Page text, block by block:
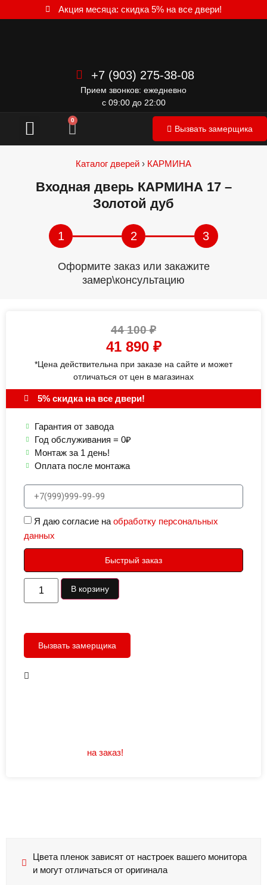
Акция месяца: скидка 5% на все двери!
+7 (903) 275-38-08
Прием звонков: ежедневно
с 09:00 до 22:00
0
Вызвать замерщика
Каталог дверей › КАРМИНА
Входная дверь КАРМИНА 17 –
Золотой дуб
1 2 3
Оформите заказ или закажите
замер\консультацию
44 100₽
41 890 ₽
*Цена действительна при заказе на сайте и может
отличаться от цен в магазинах
5% скидка на все двери!
Гарантия от завода
Год обслуживания = 0₽
Монтаж за 1 день!
Оплата после монтажа
Я даю согласие наобработку персональных
данных
Быстрый заказ
В корзину
Вызвать замерщика
на заказ!
Цвета пленок зависят от настроек вашего монитора
и могут отличаться от оригинала